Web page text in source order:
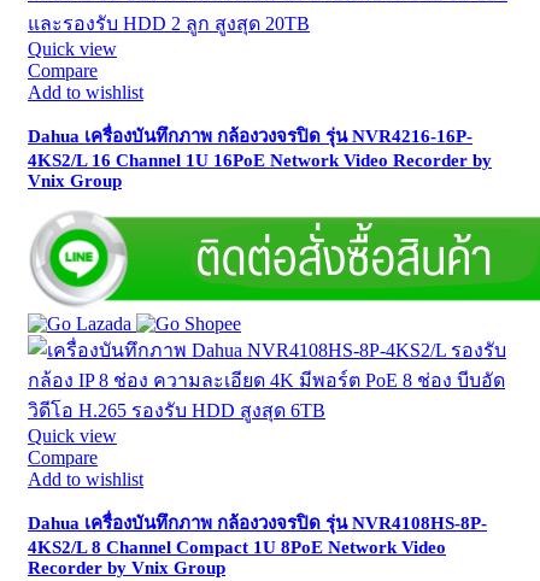
Quick view
Compare
Add to wishlist
Dahua เครื่องบันทึกภาพ กล้องวงจรปิด รุ่น NVR4216-16P-
4KS2/L 16 Channel 1U 16PoE Network Video Recorder by
Vnix Group
Quick view
Compare
Add to wishlist
Dahua เครื่องบันทึกภาพ กล้องวงจรปิด รุ่น NVR4108HS-8P-
4KS2/L 8 Channel Compact 1U 8PoE Network Video
Recorder by Vnix Group